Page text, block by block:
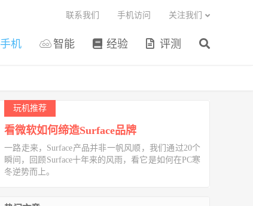
手机 智能 经验 评测
联系我们 手机访问 关注我们
玩机推荐
看微软如何缔造Surface品牌
一路走来，Surface产品并非一帆风顺，我们通过20个
瞬间，回顾Surface十年来的风雨，看它是如何在PC寒
冬逆势而上。